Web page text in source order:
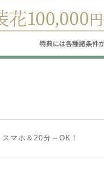
マホ＆20分～OK！